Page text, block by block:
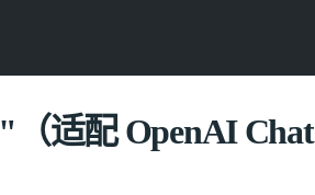
（适配 OpenAI Chat